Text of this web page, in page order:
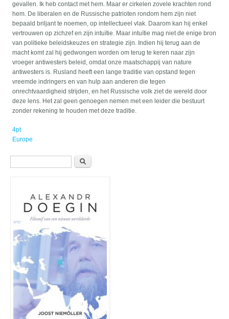
gevallen. Ik heb contact met hem. Maar er cirkelen zovele krachten rond
hem. De liberalen en de Russische patrioten rondom hem zijn niet
bepaald briljant te noemen, op intellectueel vlak. Daarom kan hij enkel
vertrouwen op zichzef en zijn intuïtie. Maar intuïtie mag niet de enige bron
van politieke beleidskeuzes en strategie zijn. Indien hij terug aan de
macht komt zal hij gedwongen worden om terug te keren naar zijn
vroeger antiwesters beleid, omdat onze maatschappij van nature
antiwesters is. Rusland heeft een lange traditie van opstand tegen
vreemde indringers en van hulp aan anderen die tegen
onrechtvaardigheid strijden, en het Russische volk ziet de wereld door
deze lens. Het zal geen genoegen nemen met een leider die bestuurt
zonder rekening te houden met deze traditie.
4pt
Europe
Zoeken